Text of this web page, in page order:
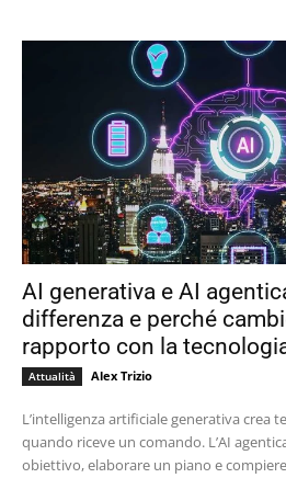
AI generativa e AI
differenza e perché
rapporto con la
Attualità Alex Trizio
L’intelligenza artificiale generativa crea
quando riceve un comando. L’AI
obiettivo, elaborare un piano e